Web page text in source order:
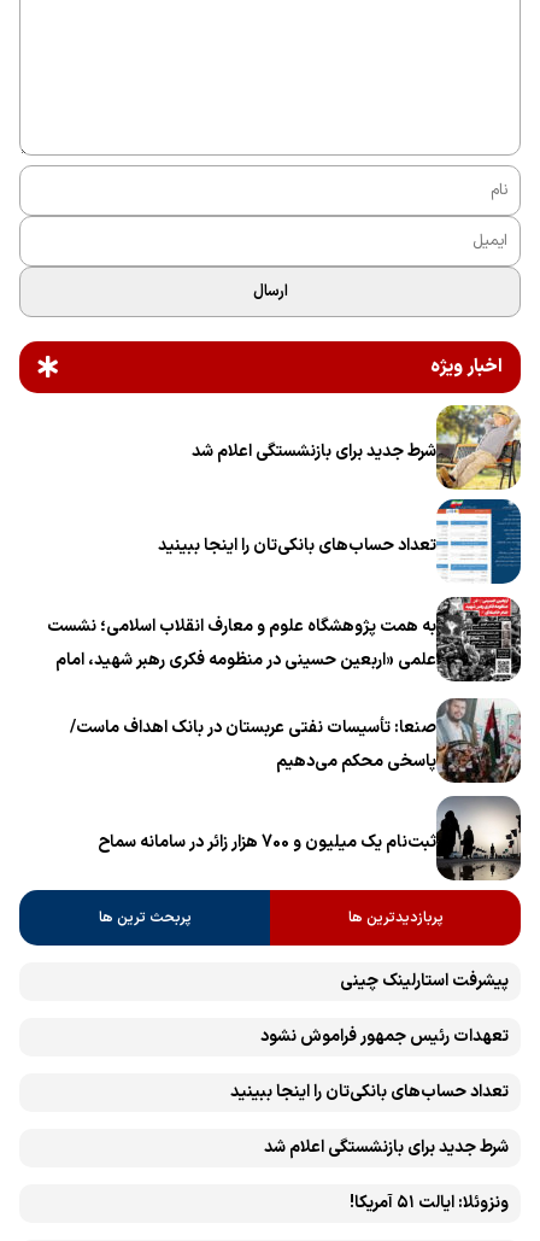
ارسال
اخبار ویژه
شرط جدید برای بازنشستگی اعلام شد
تعداد حساب‌های بانکی‌تان را اینجا ببینید
به همت پژوهشگاه علوم و معارف انقلاب اسلامی؛ نشست
علمی «اربعین حسینی در منظومه فکری رهبر شهید، امام
صنعا: تأسیسات نفتی عربستان در بانک اهداف ماست/
پاسخی محکم می‌دهیم
ثبت‌نام یک میلیون و 700 هزار زائر در سامانه سماح ‌
پربازدیدترین ها پربحث ترین ها
پیشرفت ‏استارلینک چینی
تعهدات رئیس جمهور فراموش نشود
تعداد حساب‌های بانکی‌تان را اینجا ببینید
شرط جدید برای بازنشستگی اعلام شد
ونزوئلا: ایالت ۵۱ آمریکا!